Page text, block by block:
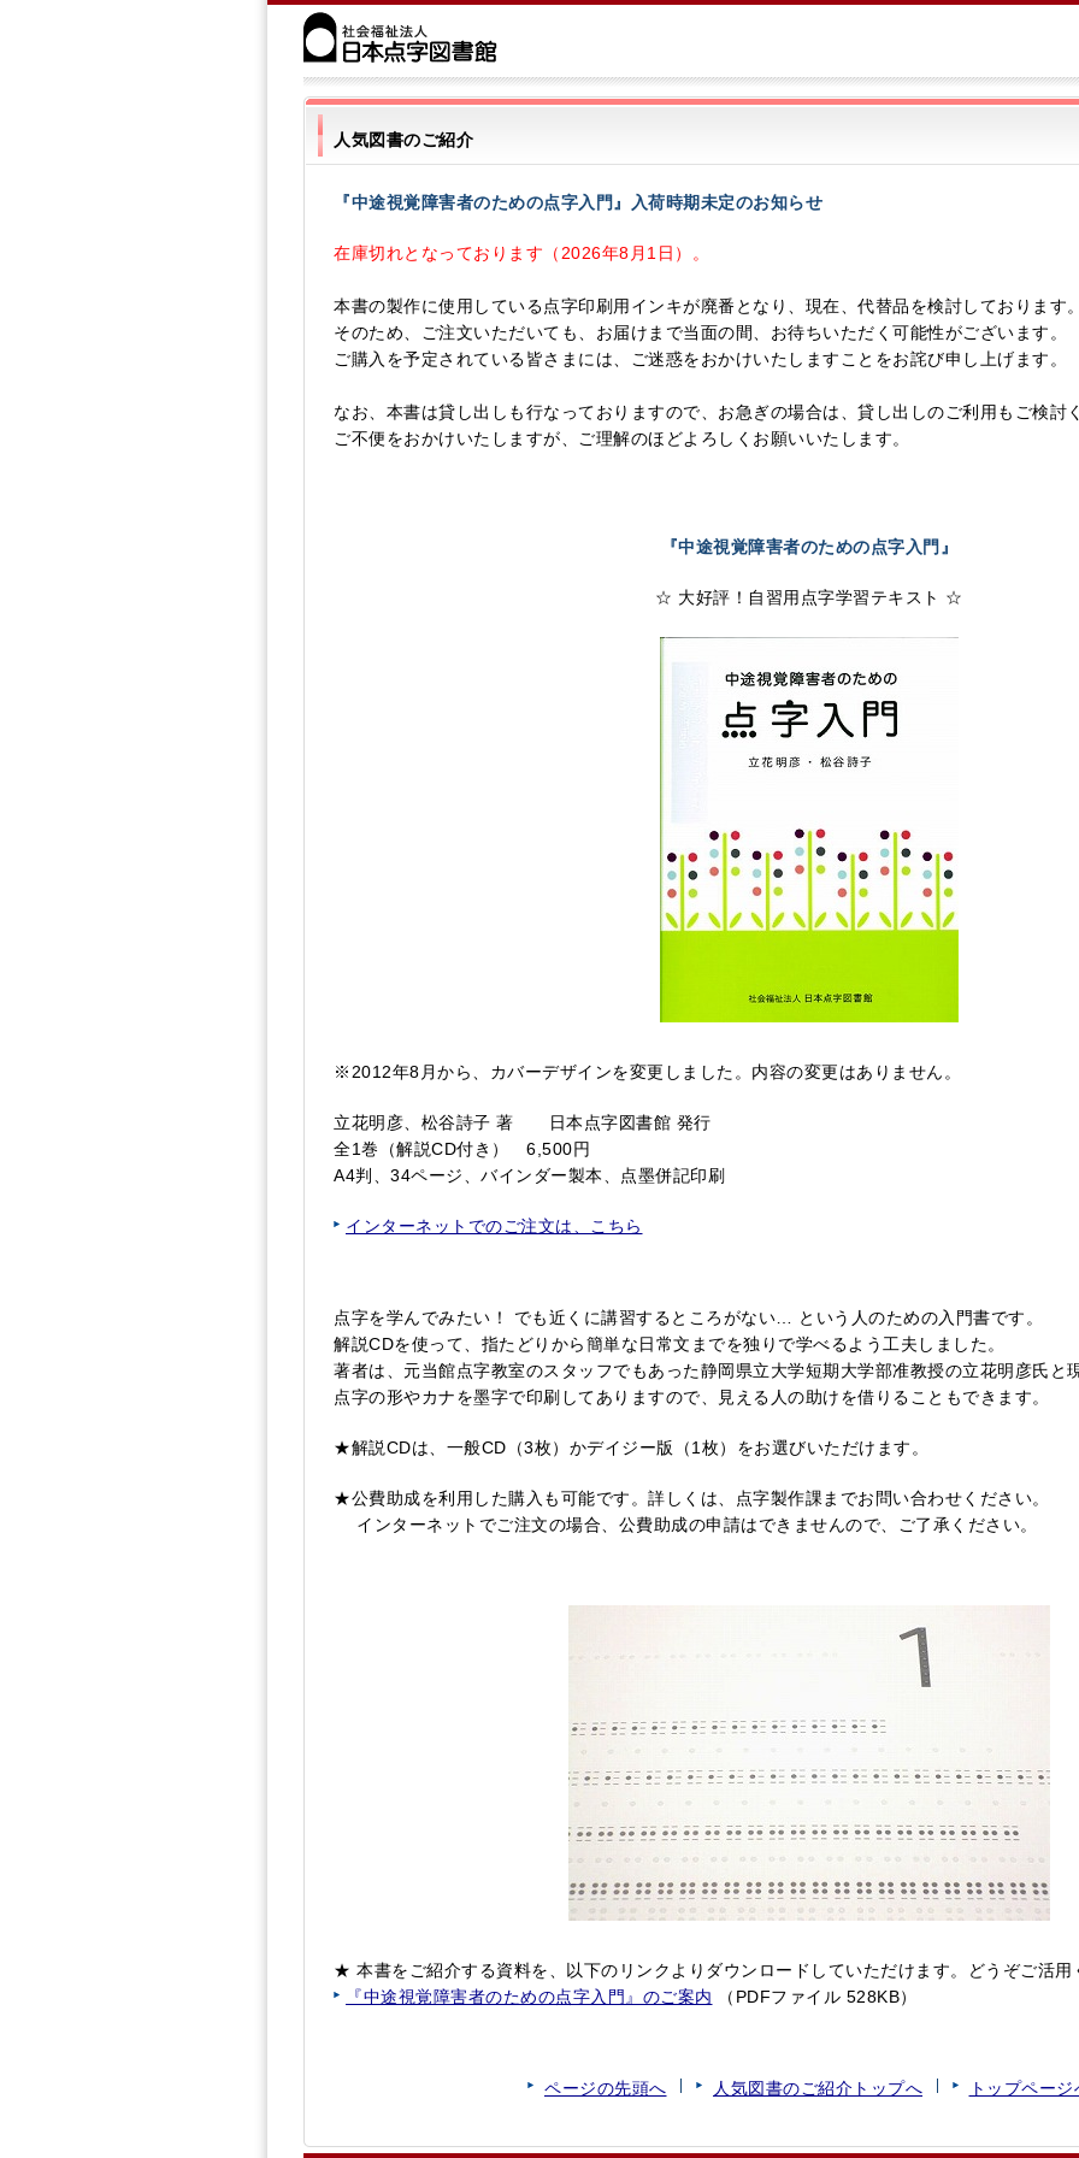
人気図書のご紹介
『中途視覚障害者のための点字入門』入荷時期未定のお知らせ
在庫切れとなっております（2026年8月1日）。
本書の製作に使用している点字印刷用インキが廃番となり、現在、代替品を検討しております。
そのため、ご注文いただいても、お届けまで当面の間、お待ちいただく可能性がございます。
ご購入を予定されている皆さまには、ご迷惑をおかけいたしますことをお詫び申し上げます。
なお、本書は貸し出しも行なっておりますので、お急ぎの場合は、貸し出しのご利用もご検討
ご不便をおかけいたしますが、ご理解のほどよろしくお願いいたします。
『中途視覚障害者のための点字入門』
☆ 大好評！自習用点字学習テキスト ☆
※2012年8月から、カバーデザインを変更しました。内容の変更はありません。
立花明彦、松谷詩子 著 日本点字図書館 発行
全1巻（解説CD付き） 6,500円
A4判、34ページ、バインダー製本、点墨併記印刷
インターネットでのご注文は、こちら
点字を学んでみたい！ でも近くに講習するところがない… という人のための入門書です。
解説CDを使って、指たどりから簡単な日常文までを独りで学べるよう工夫しました。
著者は、元当館点字教室のスタッフでもあった静岡県立大学短期大学部准教授の立花明彦氏と
点字の形やカナを墨字で印刷してありますので、見える人の助けを借りることもできます。
★解説CDは、一般CD（3枚）かデイジー版（1枚）をお選びいただけます。
★公費助成を利用した購入も可能です。詳しくは、点字製作課までお問い合わせください。
インターネットでご注文の場合、公費助成の申請はできませんので、ご了承ください。
★ 本書をご紹介する資料を、以下のリンクよりダウンロードしていただけます。どうぞご活用
『中途視覚障害者のための点字入門』のご案内 （PDFファイル 528KB）
ページの先頭へ 人気図書のご紹介トップへ トップページ